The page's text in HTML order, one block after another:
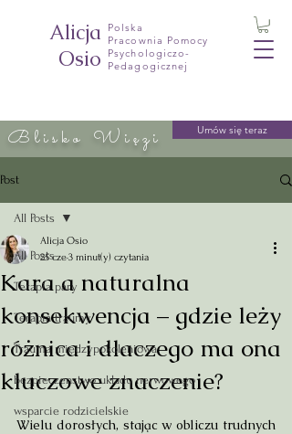
Alicja
Osio
Polska
Pracownia Pomocy
Psychologiczo-
Pedagogicznej
Blisko Więzi Umów się teraz
Post
All Posts
Terapia pary
Terapia traumy
Trauma międzypokoleniowa
bezpieczenstwo ukladu nerwowego
wsparcie rodzicielskie
All Posts
Kara a naturalna
konsekwencja – gdzie leży
różnica i dlaczego ma ona
kluczowe znaczenie?
Alicja Osio
25 cze3 minut(y) czytania
Wielu dorosłych, stając w obliczu trudnych